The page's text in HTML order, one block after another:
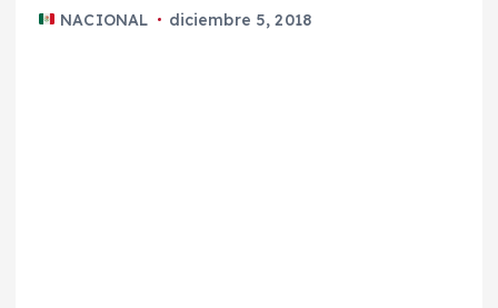
NACIONAL diciembre 5, 2018